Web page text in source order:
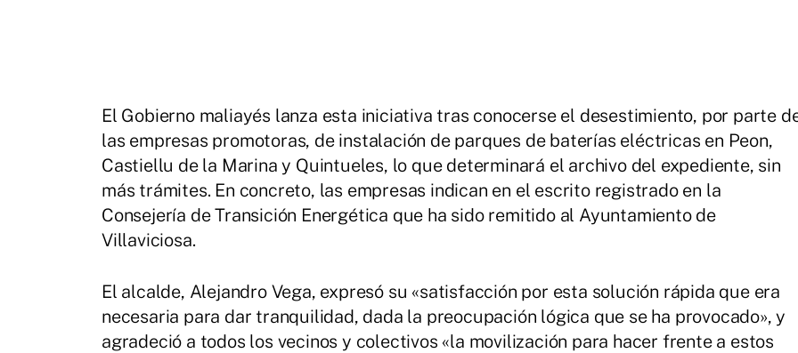
El Gobierno maliayés lanza esta iniciativa tras conocerse el desestimiento, por parte
las empresas promotoras, de instalación de parques de baterías eléctricas en Peon,
Castiellu de la Marina y Quintueles, lo que determinará el archivo del expediente, sin
más trámites. En concreto, las empresas indican en el escrito registrado en la
Consejería de Transición Energética que ha sido remitido al Ayuntamiento de
Villaviciosa.
El alcalde, Alejandro Vega, expresó su «satisfacción por esta solución rápida que era
necesaria para dar tranquilidad, dada la preocupación lógica que se ha provocado», y
agradeció a todos los vecinos y colectivos «la movilización para hacer frente a estos